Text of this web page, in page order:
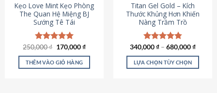
chọn
trên
trang
sản
phẩm
Kẹo Love Mint Kẹo Phòng
The Quan Hệ Miệng BJ
Sướng Tê Tái
Được xếp
hạng5.00
5 sao
250,000₫ Giá
là:
250,000 ₫.
170,000₫Giá
tại
THÊM VÀO GIỎ HÀNG
Titan Gel Gold – Kích
Thước Khủng Hơn Khiến
Nàng Trầm Trồ
Được xếp
hạng4.79
5 sao
340,000₫ – 680,000₫
LỰA CHỌN TÙY CHỌN